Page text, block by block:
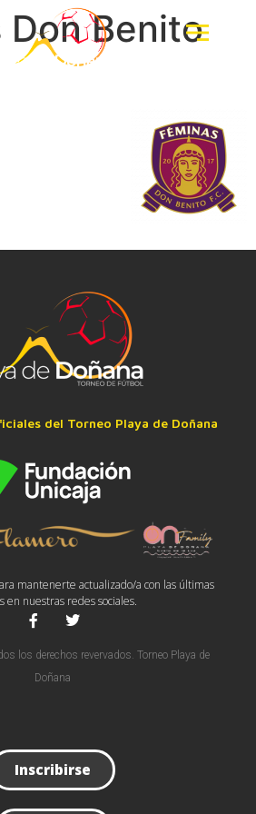
Don Benito
del Torneo Playa de Doñana
mantenerte actualizado/a con las últimas
en nuestras redes sociales.
los derechos revervados. Torneo Playa de
Doñana
Inscribirse